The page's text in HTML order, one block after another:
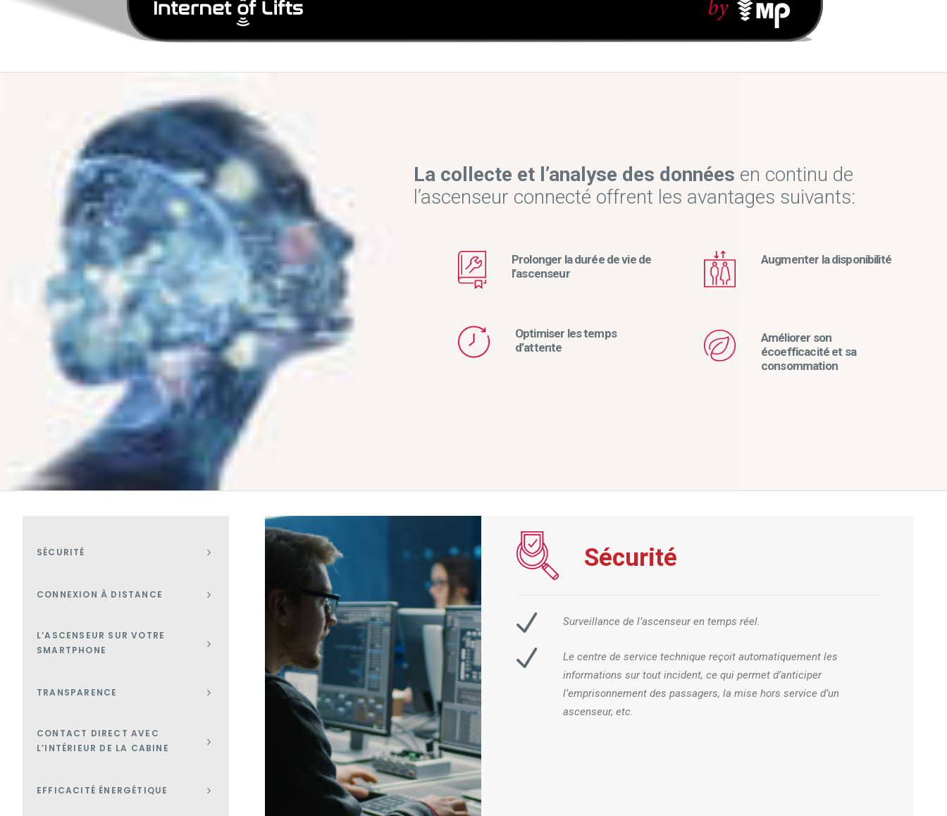
La collecte et l’analyse des données en continu de
l’ascenseur connecté offrent les avantages suivants:
Prolonger la durée de vie de
l’ascenseur
Optimiser les temps
d’attente
Augmenter la disponibilité
Améliorer son
écoefficacité et sa
consommation
SÉCURITÉ
CONNEXION À DISTANCE
L’ASCENSEUR SUR VOTRE
SMARTPHONE
TRANSPARENCE
CONTACT DIRECT AVEC
L’INTÉRIEUR DE LA CABINE
EFFICACITÉ ÉNERGÉTIQUE
Sécurité
Surveillance de l’ascenseur en temps réel.
Le centre de service technique reçoit automatiquement les
informations sur tout incident, ce qui permet d’anticiper
l’emprisonnement des passagers, la mise hors service d’un
ascenseur, etc.